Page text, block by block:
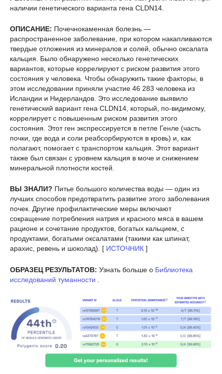
наличии генетического варианта гена CLDN14.
ОПИСАНИЕ: Почечнокаменная болезнь —
распространенное заболевание, при котором накапливаются
твердые отложения из минералов и солей, обычно оксалата
кальция. Было обнаружено несколько генетических
вариантов, которые коррелируют с риском развития этого
состояния у человека. Чтобы обнаружить такие факторы, в
этом исследовании приняли участие 46 283 человека из
Исландии и Нидерландов. Это исследование выявило
генетический вариант гена CLDN14, который, по-видимому,
коррелирует с повышенным риском развития этого
состояния. Этот ген экспрессируется в петле Генле (часть
почки, где вода и соли реабсорбируются в кровь) и, как
полагают, помогает с транспортом кальция. Этот вариант
также был связан с уровнем кальция в моче и снижением
минеральной плотности костей.
ВЫ ЗНАЛИ? Питье большого количества воды — один из
лучших способов предотвратить развитие этого заболевания
почек. Другие профилактические меры включают
сокращение потребления натрия и красного мяса в вашем
рационе и сочетание продуктов, богатых кальцием, с
продуктами, богатыми оксалатами (такими как шпинат,
арахис, ревень и шоколад). [ ИСТОЧНИК ]
ОБРАЗЕЦ РЕЗУЛЬТАТОВ: Узнать больше о Библиотека
исследований туманности